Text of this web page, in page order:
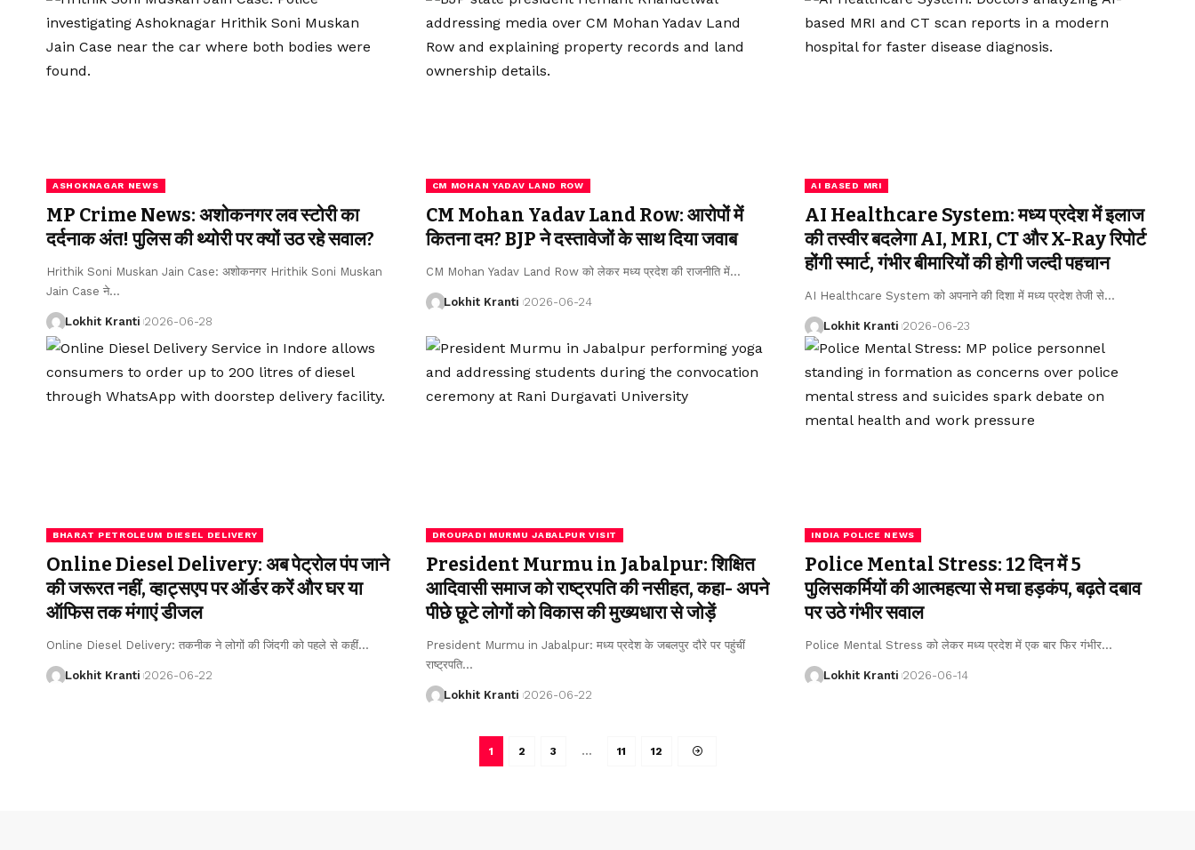
ASHOKNAGAR NEWS
MP Crime News: अशोकनगर लव स्टोरी का
दर्दनाक अंत! पुलिस की थ्योरी पर क्यों उठ रहे सवाल?
Hrithik Soni Muskan Jain Case: अशोकनगर Hrithik Soni Muskan
Jain Case ने…
Lokhit Kranti 2026-06-28
CM MOHAN YADAV LAND ROW
CM Mohan Yadav Land Row: आरोपों में
कितना दम? BJP ने दस्तावेजों के साथ दिया जवाब
CM Mohan Yadav Land Row को लेकर मध्य प्रदेश की राजनीति में…
Lokhit Kranti 2026-06-24
AI BASED MRI
AI Healthcare System: मध्य प्रदेश में इलाज
की तस्वीर बदलेगा AI, MRI, CT और X-Ray रिपोर्ट
होंगी स्मार्ट, गंभीर बीमारियों की होगी जल्दी पहचान
AI Healthcare System को अपनाने की दिशा में मध्य प्रदेश तेजी से…
Lokhit Kranti 2026-06-23
BHARAT PETROLEUM DIESEL DELIVERY
Online Diesel Delivery: अब पेट्रोल पंप जाने
की जरूरत नहीं, व्हाट्सएप पर ऑर्डर करें और घर या
ऑफिस तक मंगाएं डीजल
Online Diesel Delivery: तकनीक ने लोगों की जिंदगी को पहले से कहीं…
Lokhit Kranti 2026-06-22
DROUPADI MURMU JABALPUR VISIT
President Murmu in Jabalpur: शिक्षित
आदिवासी समाज को राष्ट्रपति की नसीहत, कहा- अपने
पीछे छूटे लोगों को विकास की मुख्यधारा से जोड़ें
President Murmu in Jabalpur: मध्य प्रदेश के जबलपुर दौरे पर पहुंचीं
राष्ट्रपति…
Lokhit Kranti 2026-06-22
INDIA POLICE NEWS
Police Mental Stress: 12 दिन में 5
पुलिसकर्मियों की आत्महत्या से मचा हड़कंप, बढ़ते दबाव
पर उठे गंभीर सवाल
Police Mental Stress को लेकर मध्य प्रदेश में एक बार फिर गंभीर…
Lokhit Kranti 2026-06-14
1 2 3 … 11 12